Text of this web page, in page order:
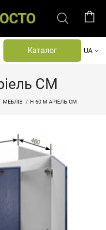
Каталог UA
СМ
МЕБЛІВ Н 60 М АРІЕЛЬ СМ